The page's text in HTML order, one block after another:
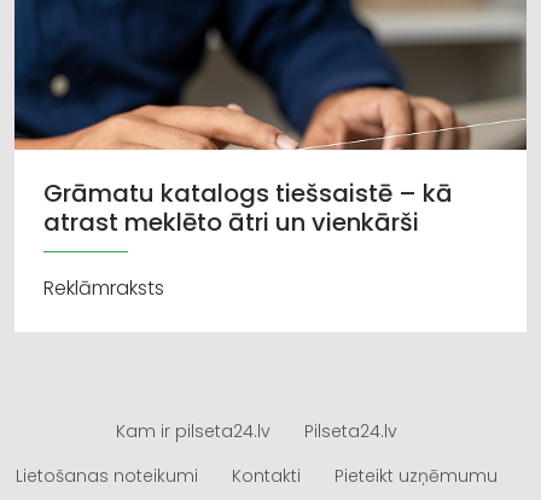
Grāmatu katalogs tiešsaistē – kā
atrast meklēto ātri un vienkārši
Reklāmraksts
Kam ir pilseta24.lv
Pilseta24.lv
Lietošanas noteikumi
Kontakti Pieteikt uzņēmumu